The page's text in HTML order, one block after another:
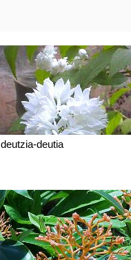
deutzia-deutia